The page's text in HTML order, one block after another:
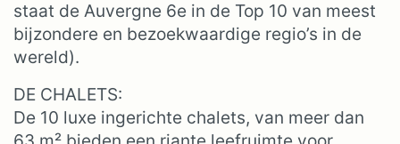
staat de Auvergne 6e in de Top 10 van meest
bijzondere en bezoekwaardige regio’s in de
wereld).
DE CHALETS:
De 10 luxe ingerichte chalets, van meer dan